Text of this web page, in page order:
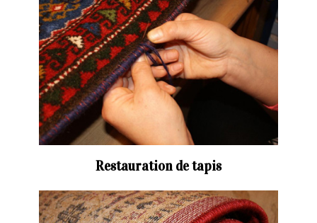
Restauration de tapis